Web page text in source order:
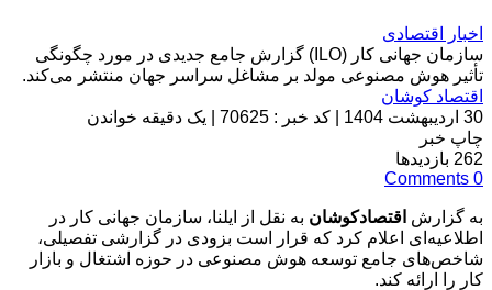
اخبار اقتصادی
سازمان جهانی کار (ILO) گزارش جامع جدیدی در مورد چگونگی
تأثیر هوش مصنوعی مولد بر مشاغل سراسر جهان منتشر می‌کند.
اقتصاد کوشان
30 اردیبهشت 1404
کد خبر : 70625
یک دقیقه خواندن
چاپ خبر
262 بازدیدها
0
Comments
به گزارش اقتصادکوشان به نقل از ایلنا، سازمان جهانی کار در
اطلاعیه‌ای اعلام کرد که قرار است بزودی در گزارشی تفصیلی،
شاخص‌های جامع توسعه هوش مصنوعی در حوزه اشتغال و بازار
کار را ارائه کند.